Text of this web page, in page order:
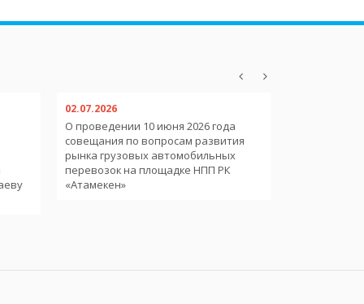
02.07.2026
О проведении 10 июня 2026 года
совещания по вопросам развития
рынка грузовых автомобильных
перевозок на площадке НПП РК
«Атамекен»